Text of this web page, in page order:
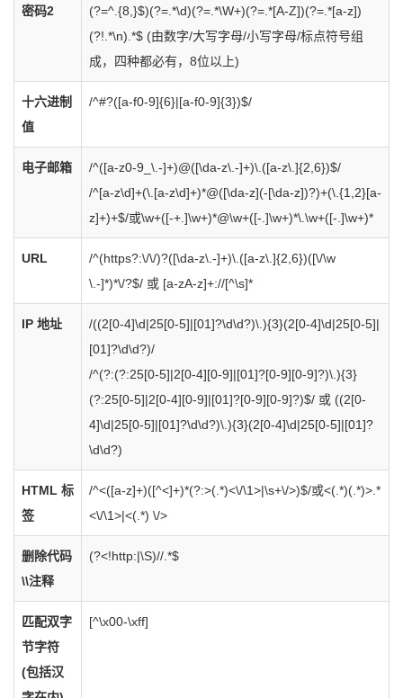
密码2
(?=^.{8,}$)(?=.*\d)(?=.*\W+)(?=.*[A-Z])(?=.*[a-z])
(?!.*\n).*$ (由数字/大写字母/小写字母/标点符号组
成，四种都必有，8位以上)
十六进制
值
/^#?([a-f0-9]{6}|[a-f0-9]{3})$/
电子邮箱
/^([a-z0-9_\.-]+)@([\da-z\.-]+)\.([a-z\.]{2,6})$/
/^[a-z\d]+(\.[a-z\d]+)*@([\da-z](-[\da-z])?)+(\.{1,2}[a-
z]+)+$/或\w+([-+.]\w+)*@\w+([-.]\w+)*\.\w+([-.]\w+)*
URL
/^(https?:\/\/)?([\da-z\.-]+)\.([a-z\.]{2,6})([\/\w
\.-]*)*\/?$/ 或 [a-zA-z]+://[^\s]*
IP 地址
/((2[0-4]\d|25[0-5]|[01]?\d\d?)\.){3}(2[0-4]\d|25[0-5]|
[01]?\d\d?)/
/^(?:(?:25[0-5]|2[0-4][0-9]|[01]?[0-9][0-9]?)\.){3}
(?:25[0-5]|2[0-4][0-9]|[01]?[0-9][0-9]?)$/ 或 ((2[0-
4]\d|25[0-5]|[01]?\d\d?)\.){3}(2[0-4]\d|25[0-5]|[01]?
\d\d?)
HTML 标
签
/^<([a-z]+)([^<]+)*(?:>(.*)<\/\1>|\s+\/>)$/或<(.*)(.*)>.*
<\/\1>|<(.*) \/>
删除代码
\\注释
(?<!http:|\S)//.*$
匹配双字
节字符
(包括汉
[^\x00-\xff]